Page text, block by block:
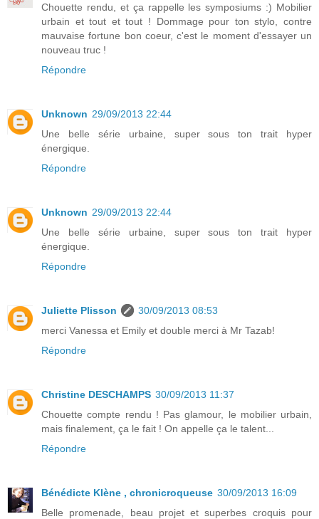
Chouette rendu, et ça rappelle les symposiums :) Mobilier
urbain et tout et tout ! Dommage pour ton stylo, contre
mauvaise fortune bon coeur, c'est le moment d'essayer un
nouveau truc !
Répondre
Unknown 29/09/2013 22:44
Une belle série urbaine, super sous ton trait hyper
énergique.
Répondre
Unknown 29/09/2013 22:44
Une belle série urbaine, super sous ton trait hyper
énergique.
Répondre
Juliette Plisson
30/09/2013 08:53
merci Vanessa et Emily et double merci à Mr Tazab!
Répondre
Christine DESCHAMPS 30/09/2013 11:37
Chouette compte rendu ! Pas glamour, le mobilier urbain,
mais finalement, ça le fait ! On appelle ça le talent...
Répondre
Bénédicte Klène , chronicroqueuse 30/09/2013 16:09
Belle promenade, beau projet et superbes croquis pour